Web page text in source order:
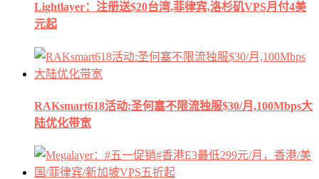
Lightlayer：注册送$20台湾,菲律宾,洛杉矶VPS月付4美
元起
RAKsmart618活动:圣何塞不限流独服$30/月,100Mbps大
陆优化带宽